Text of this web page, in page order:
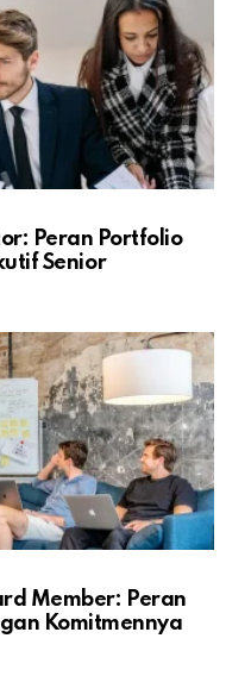
Peran Portfolio
Senior
Member: Peran
Komitmennya